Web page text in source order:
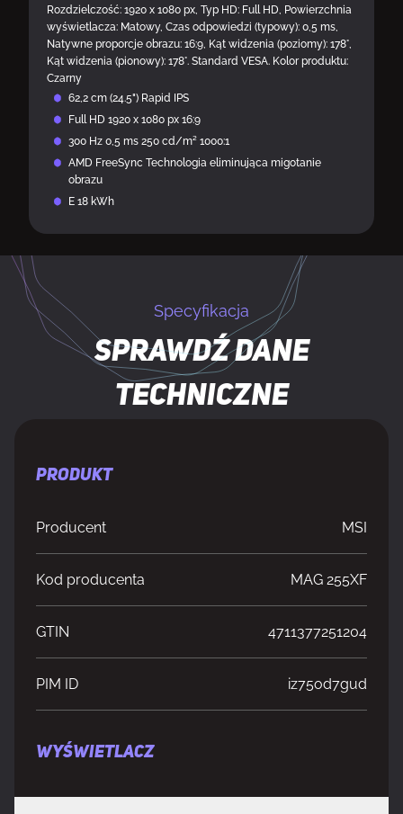
Rozdzielczość: 1920 x 1080 px, Typ HD: Full HD, Powierzchnia
wyświetlacza: Matowy, Czas odpowiedzi (typowy): 0,5 ms,
Natywne proporcje obrazu: 16:9, Kąt widzenia (poziomy): 178°,
Kąt widzenia (pionowy): 178°. Standard VESA. Kolor produktu:
Czarny
62,2 cm (24.5") Rapid IPS
Full HD 1920 x 1080 px 16:9
300 Hz 0,5 ms 250 cd/m² 1000:1
AMD FreeSync Technologia eliminująca migotanie
obrazu
E 18 kWh
Specyfikacja
Sprawdź dane
techniczne
PRODUKT
Producent MSI
Kod producenta MAG 255XF
GTIN 4711377251204
PIM ID iz75od7gud
WYŚWIETLACZ